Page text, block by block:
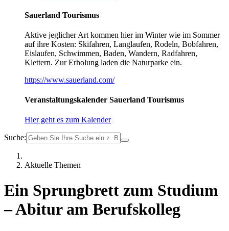
Sauerland Tourismus
Aktive jeglicher Art kommen hier im Winter wie im Sommer
auf ihre Kosten: Skifahren, Langlaufen, Rodeln, Bobfahren,
Eislaufen, Schwimmen, Baden, Wandern, Radfahren,
Klettern. Zur Erholung laden die Naturparke ein.
https://www.sauerland.com/
Veranstaltungskalender Sauerland Tourismus
Hier geht es zum Kalender
Suche:
Aktuelle Themen
Ein Sprungbrett zum Studium
– Abitur am Berufskolleg